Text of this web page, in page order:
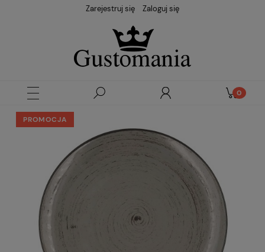
Zarejestruj się Zaloguj się
PROMOCJA